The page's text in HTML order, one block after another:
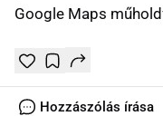
Google Maps
TetszikMentés
0
Hozzászólás írása